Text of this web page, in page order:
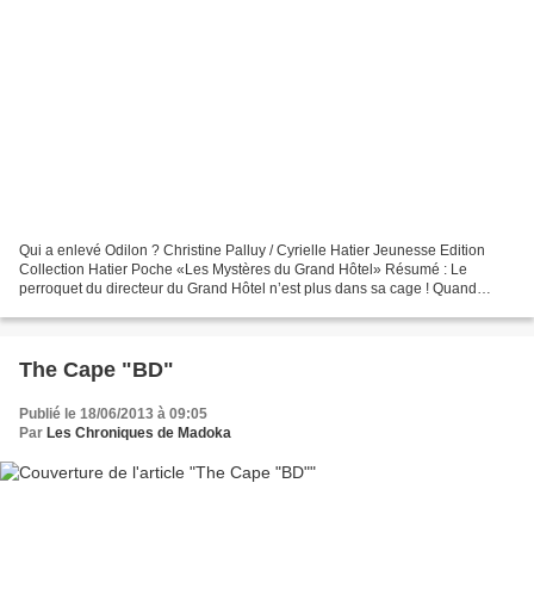
Qui a enlevé Odilon ? Christine Palluy / Cyrielle Hatier Jeunesse Edition
Collection Hatier Poche «Les Mystères du Grand Hôtel» Résumé : Le
perroquet du directeur du Grand Hôtel n’est plus dans sa cage ! Quand
The Cape "BD"
Publié le 18/06/2013 à 09:05
Par Les Chroniques de Madoka